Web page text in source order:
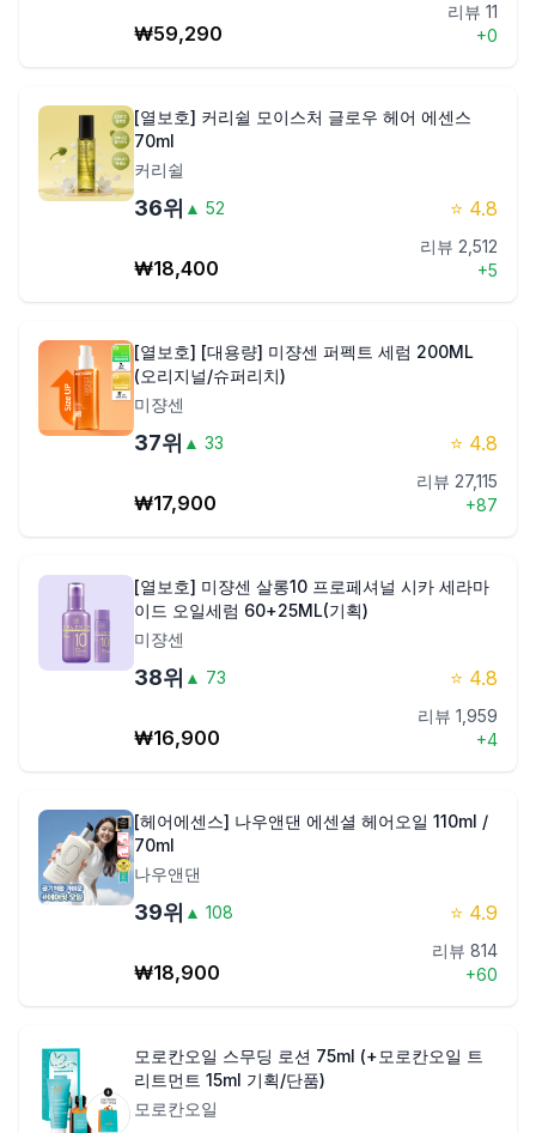
₩59,290
리뷰 11
+0
[열보호] 커리쉴 모이스처 글로우 헤어 에센스
70ml
커리쉴
36위 ▲ 52 ⭐ 4.8
₩18,400
리뷰 2,512
+5
[열보호] [대용량] 미쟝센 퍼펙트 세럼 200ML
(오리지널/슈퍼리치)
미쟝센
37위 ▲ 33 ⭐ 4.8
₩17,900
리뷰 27,115
+87
[열보호] 미쟝센 살롱10 프로페셔널 시카 세라마
이드 오일세럼 60+25ML(기획)
미쟝센
38위 ▲ 73 ⭐ 4.8
₩16,900
리뷰 1,959
+4
[헤어에센스] 나우앤댄 에센셜 헤어오일 110ml /
70ml
나우앤댄
39위 ▲ 108 ⭐ 4.9
₩18,900
리뷰 814
+60
모로칸오일 스무딩 로션 75ml (+모로칸오일 트
리트먼트 15ml 기획/단품)
모로칸오일